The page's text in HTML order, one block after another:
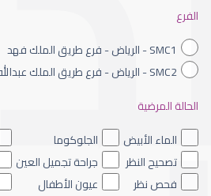
ضعف نظر العين اليسرى
الفرع
SMC1 - الرياض - فرع طريق الملك فهد
SMC2 - الرياض - فرع طريق الملك عبدالله
الحالة المرضية
الماء الأبيض
الجلوكوما
تصحيح النظر
جراحة تجميل العين
فحص نظر
عيون الأطفال